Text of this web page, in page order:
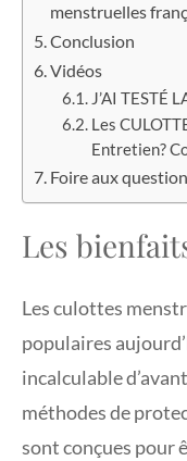
menstruelles
Conclusion
Vidéos
J’AI TESTÉ
Les
Entretien?
Foire aux
Les
Les culottes
populaires
incalculable
méthodes de
sont conçues pour